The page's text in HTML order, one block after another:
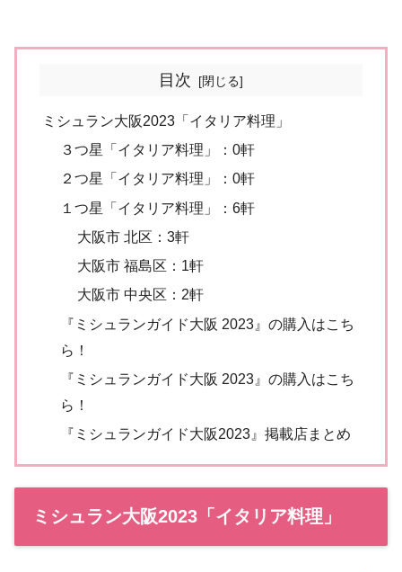
目次
ミシュラン大阪2023「イタリア料理」
３つ星「イタリア料理」：0軒
２つ星「イタリア料理」：0軒
１つ星「イタリア料理」：6軒
大阪市 北区：3軒
大阪市 福島区：1軒
大阪市 中央区：2軒
『ミシュランガイド大阪 2023』の購入はこち
ら！
『ミシュランガイド大阪 2023』の購入はこち
ら！
『ミシュランガイド大阪2023』掲載店まとめ
ミシュラン大阪2023「イタリア料理」